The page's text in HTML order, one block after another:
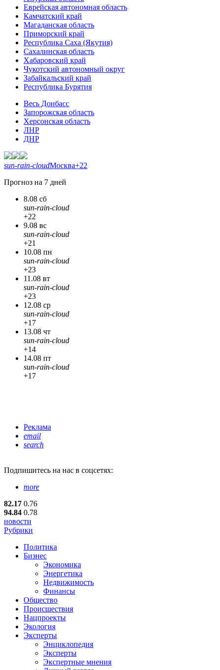
Еврейская автономная область
Камчатский край
Магаданская область
Приморский край
Республика Саха (Якутия)
Сахалинская область
Хабаровский край
Чукотский автономный округ
Забайкальский край
Республика Бурятия
Весь Донбасс
Запорожская область
Херсонская область
ЛНР
ДНР
sun-rain-cloudМосква+22
Прогноз на 7 дней
8.08 сб
sun-rain-cloud
+22
9.08 вс
sun-rain-cloud
+21
10.08 пн
sun-rain-cloud
+23
11.08 вт
sun-rain-cloud
+23
12.08 ср
sun-rain-cloud
+17
13.08 чт
sun-rain-cloud
+14
14.08 пт
sun-rain-cloud
+17
Реклама
email
search
Подпишитесь на нас в соцсетях:
more
82.17 0.76
94.84 0.78
новости
Рубрики
Политика
Бизнес
Экономика
Энергетика
Недвижимость
Финансы
Общество
Происшествия
Нацпроекты
Экология
Эксперты
Энциклопедия
Эксперты
Экспертные мнения